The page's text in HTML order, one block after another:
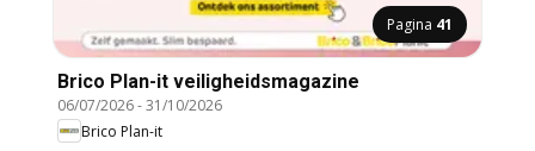
Pagina 41
Brico Plan-it veiligheidsmagazine
06/07/2026-31/10/2026
Brico Plan-it